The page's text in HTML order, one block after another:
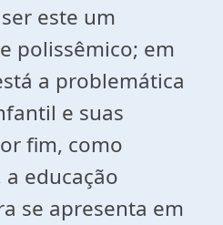
este um
polissêmico; em
a problemática
e suas
fim, como
educação
se apresenta em